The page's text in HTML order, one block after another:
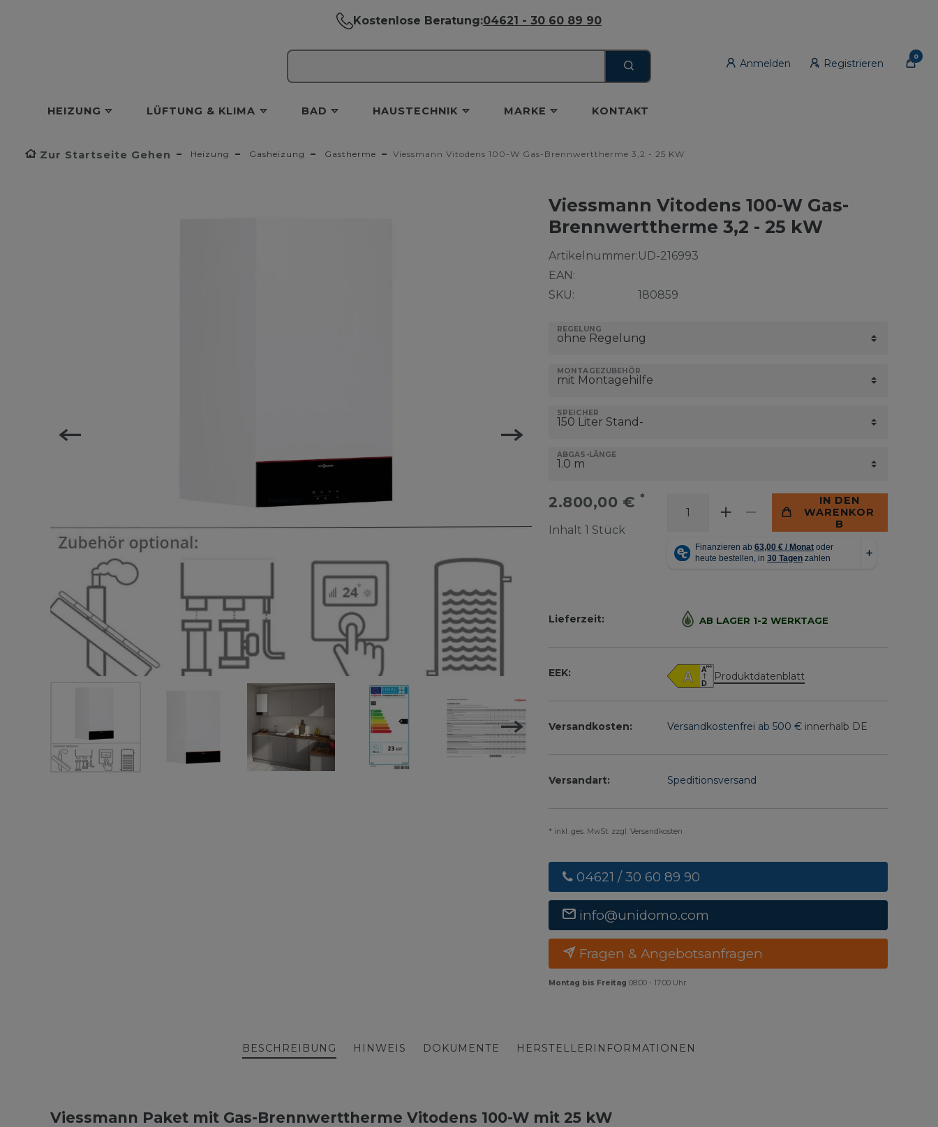
Kostenlose Beratung:04621 - 30 60 89 90
Anmelden Registrieren
0
HEIZUNG LÜFTUNG & KLIMA BAD HAUSTECHNIK MARKE KONTAKT
Zur Startseite Gehen Heizung Gasheizung Gastherme Viessmann Vitodens 100-W Gas-Brennwerttherme 3,2 - 25 KW
Viessmann Vitodens 100-W Gas-
Brennwerttherme 3,2 - 25 kW
Artikelnummer:
EAN:
SKU:
UD-216993
180859
REGELUNG
MONTAGEZUBEHÖR
SPEICHER
ABGAS-LÄNGE
2.800,00 € *
Inhalt 1 Stück
IN DEN
WARENKOR
B
Lieferzeit: AB LAGER 1-2 WERKTAGE
EEK: Produktdatenblatt
Versandkosten: Versandkostenfrei ab 500 € innerhalb DE
Versandart: Speditionsversand
* inkl. ges. MwSt. zzgl. Versandkosten
04621 / 30 60 89 90
info@unidomo.com
Fragen & Angebotsanfragen
Montag bis Freitag 08:00 - 17:00 Uhr
BESCHREIBUNG HINWEIS DOKUMENTE HERSTELLERINFORMATIONEN
Viessmann Paket mit Gas-Brennwerttherme Vitodens 100-W mit 25 kW